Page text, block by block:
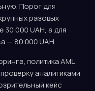
Порог для
разовых
30 000 UAH, а для
— 80 000 UAH.
политика AML
аналитиками
кейс